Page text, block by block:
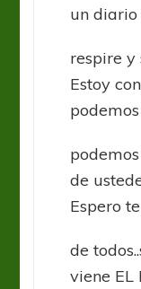
un
respire y
Estoy
de
Espero
de
viene EL